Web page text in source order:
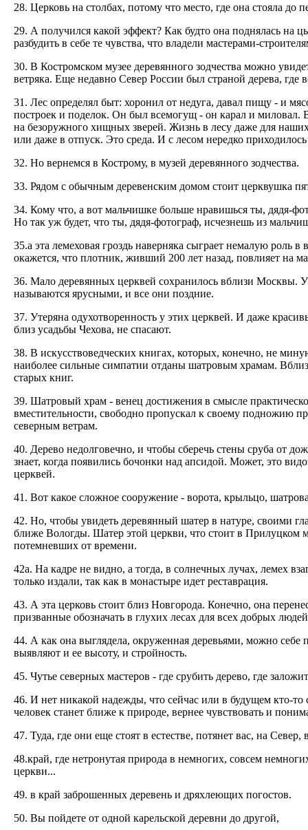
28. Церковь на столбах, потому что место, где она стояла до
29. А получился какой эффект? Как будто она поднялась на
разбудить в себе те чувства, что владели мастерами-
30. В Костромском музее деревянного зодчества можно
ветряка. Еще недавно Север России был страной дерева, где
31. Лес определял быт: хоронил от недуга, давал пищу - и
построек и поделок. Он был всемогущ - он карал и
на безоружного хищных зверей. Жизнь в лесу даже для
или даже в отпуск. Это среда. И с лесом нередко
32. Но вернемся в Кострому, в музей деревянного зодчества.
33. Рядом с обычным деревенским домом стоит церквушка
34. Кому что, а вот мальчишке больше нравишься ты, дядя-
Но так уж будет, что ты, дядя-фотограф, исчезнешь из
35.а эта лемеховая гроздь наверняка сыграет немалую роль
окажется, что плотник, живший 200 лет назад, повлияет на
36. Мало деревянных церквей сохранилось вблизи Москвы.
называются ярусными, и все они поздние.
37. Утеряна одухотворенность у этих церквей. И даже
близ усадьбы Чехова, не спасают.
38. В искусствоведческих книгах, которых, конечно, не
наиболее сильные симпатии отданы шатровым храмам.
старых книг.
39. Шатровый храм - венец достижения в смысле
вместительности, свободно пропускал к своему подножию
северным ветрам.
40. Дерево недолговечно, и чтобы сберечь стены сруба от
знает, когда появились бочонки над апсидой. Может, это
церквей.
41. Вот какое сложное сооружение - ворота, крыльцо,
42. Но, чтобы увидеть деревянный шатер в натуре, своими
ближе Вологды. Шатер этой церкви, что стоит в Прилуцком
потемневших от времени.
42а. На кадре не видно, а тогда, в солнечных лучах, лемех
только издали, так как в монастыре идет реставрация.
43. А эта церковь стоит близ Новгорода. Конечно, она
призванные обозначать в глухих лесах для всех добрых
44. А как она выглядела, окруженная деревьями, можно себе
выявляют и ее высоту, и стройность.
45. Чутье северных мастеров - где срубить дерево, где
46. И нет никакой надежды, что сейчас или в будущем кто-
человек станет ближе к природе, вернее чувствовать и
47. Туда, где они еще стоят в естестве, потянет вас, на
48.край, где нетронутая природа в немногих, совсем
церкви...
49. в край заброшенных деревень и дряхлеющих погостов.
50. Вы пойдете от одной карельской деревни до другой,